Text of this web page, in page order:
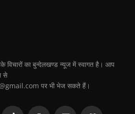
विचारों का बुन्देलखण्ड न्यूज में स्वागत है। आप
से
पर भी भेज सकते हैं।